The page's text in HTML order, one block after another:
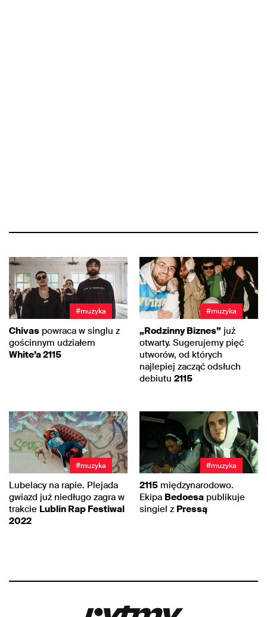
#muzyka
Chivas powraca w singlu z
gościnnym udziałem
White’a 2115
#muzyka
„Rodzinny Biznes” już
otwarty. Sugerujemy pięć
utworów, od których
najlepiej zacząć odsłuch
debiutu 2115
#muzyka
Lubelacy na rapie. Plejada
gwiazd już niedługo zagra w
trakcie Lublin Rap Festiwal
2022
#muzyka
2115 międzynarodowo.
Ekipa Bedoesa publikuje
singiel z Pressą